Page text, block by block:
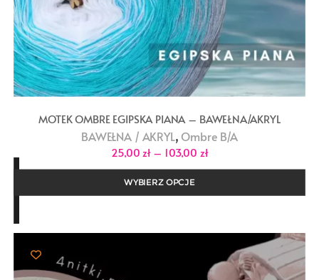
MOTEK OMBRE EGIPSKA PIANA – BAWEŁNA/AKRYL
BAWEŁNA / AKRYL, Ombre B/A
25,00zł – 103,00 złZakres
od
do
WYBIERZ OPCJE